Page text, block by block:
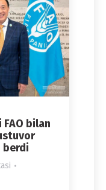
bilan
berdi